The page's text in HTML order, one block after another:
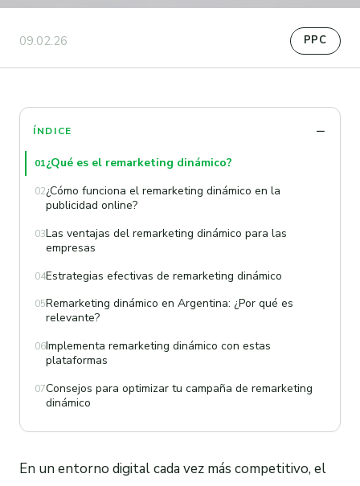
09.02.26 PPC
ÍNDICE
01¿Qué es el remarketing dinámico?
02¿Cómo funciona el remarketing dinámico en la
publicidad online?
03Las ventajas del remarketing dinámico para las
empresas
04Estrategias efectivas de remarketing dinámico
05Remarketing dinámico en Argentina: ¿Por qué es
relevante?
06Implementa remarketing dinámico con estas
plataformas
07Consejos para optimizar tu campaña de remarketing
dinámico
En un entorno digital cada vez más competitivo, el